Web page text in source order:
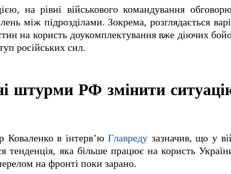
на рівні військового командування
між підрозділами. Зокрема, розглядається
на користь доукомплектування вже діючих
російських сил.
штурми РФ змінити
Коваленко в інтерв’юГлавреду зазначив, що у
тенденція, яка більше працює на користь
на фронті поки зарано.